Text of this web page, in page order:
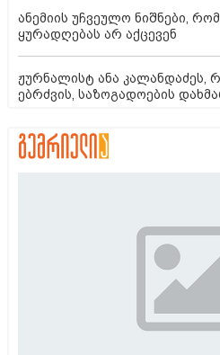
ანემიის უჩვეულო ნიშნები,
ყურადღებას არ აქცევენ
ჟურნალისტ ანა კალანდაძეს,
ებრძვის, საზოგადოების